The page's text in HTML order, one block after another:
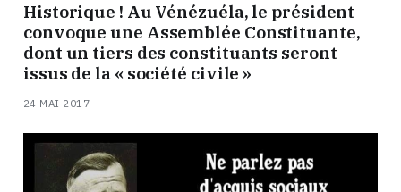
Historique ! Au Vénézuéla, le président
convoque une Assemblée Constituante,
dont un tiers des constituants seront
issus de la « société civile »
24 MAI 2017